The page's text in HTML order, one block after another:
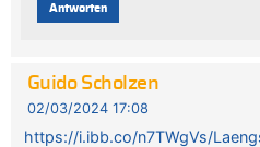
Antworten
Guido Scholzen
02/03/2024 17:08
https://i.ibb.co/n7TWgVs/